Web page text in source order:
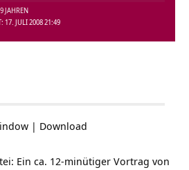
17. JULI 2008 21:49
JAHREN
| Download
Ein ca. 12-minütiger Vortrag von